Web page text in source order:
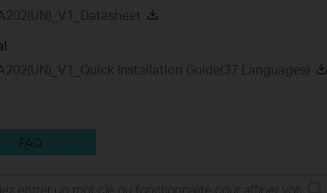
Installation Guide(37 Languages)
FAQ